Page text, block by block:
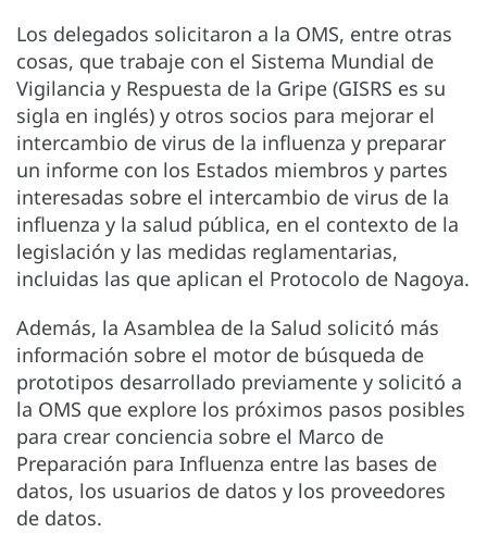
Los delegados solicitaron a la OMS, entre otras
cosas, que trabaje con el Sistema Mundial de
Vigilancia y Respuesta de la Gripe (GISRS es su
sigla en inglés) y otros socios para mejorar el
intercambio de virus de la influenza y preparar
un informe con los Estados miembros y partes
interesadas sobre el intercambio de virus de la
influenza y la salud pública, en el contexto de la
legislación y las medidas reglamentarias,
incluidas las que aplican el Protocolo de Nagoya.
Además, la Asamblea de la Salud solicitó más
información sobre el motor de búsqueda de
prototipos desarrollado previamente y solicitó a
la OMS que explore los próximos pasos posibles
para crear conciencia sobre el Marco de
Preparación para Influenza entre las bases de
datos, los usuarios de datos y los proveedores
de datos.